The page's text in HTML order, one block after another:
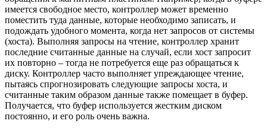
имеется свободное место, контроллер может временно
поместить туда данные, которые необходимо записать, и
подождать удобного момента, когда нет запросов от системы
(хоста). Выполняя запросы на чтение, контроллер хранит
последние считанные данные на случай, если хост запросит
их повторно – тогда не потребуется еще раз обращаться к
диску. Контроллер часто выполняет упреждающее чтение,
пытаясь спрогнозировать следующие запросы хоста, и
считанные таким образом данные также помещает в буфер.
Получается, что буфер используется жестким диском
постоянно, и его роль очень важна.